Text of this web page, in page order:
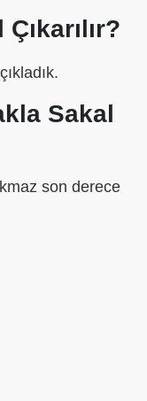
Sakal
son derece